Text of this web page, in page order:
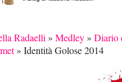
Radaelli » Medley» Diario
» Identità Golose 2014